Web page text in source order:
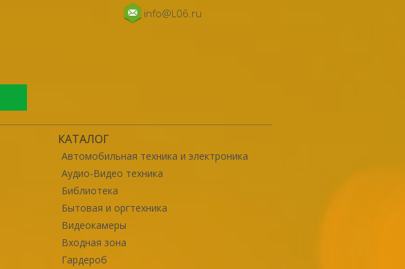
info@L06.ru
КАТАЛОГ
Автомобильная техника и электроника
Аудио-Видео техника
Библиотека
Бытовая и оргтехника
Видеокамеры
Входная зона
Гардероб